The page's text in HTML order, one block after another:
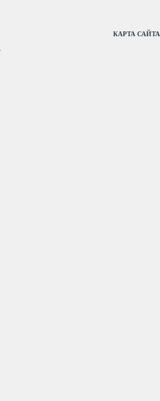
КАРТА САЙТА